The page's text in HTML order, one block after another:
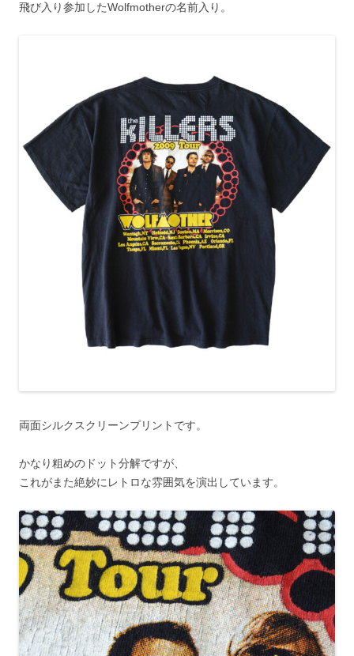
飛び入り参加したWolfmotherの名前入り。
両面シルクスクリーンプリントです。
かなり粗めのドット分解ですが、
これがまた絶妙にレトロな雰囲気を演出しています。